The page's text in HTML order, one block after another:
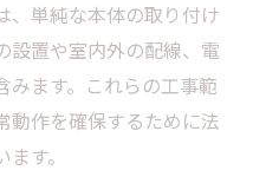
必要な電気工事士の
る配線や電圧切替の
、単純な本体の取り付け
設置や室内外の配線、電
みます。これらの工事範
動作を確保するために法
す。